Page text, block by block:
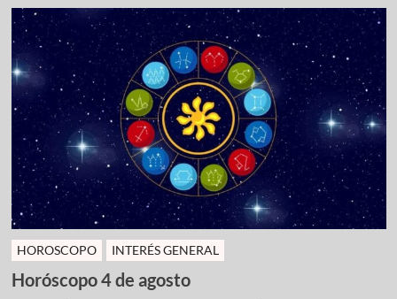
HOROSCOPO INTERÉS GENERAL
Horóscopo 4 de agosto